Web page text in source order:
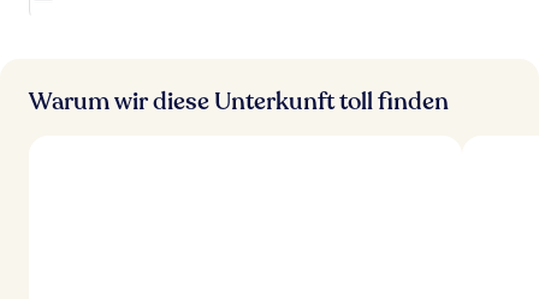
Warum wir diese Unterkunft toll finden